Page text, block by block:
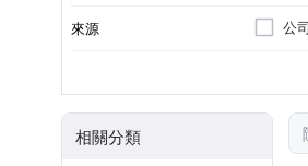
來源 公
相關分類